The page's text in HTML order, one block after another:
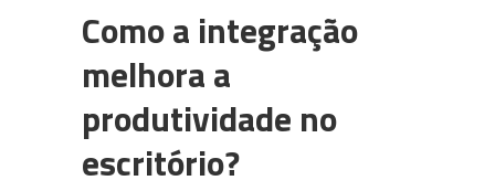
Como a integração
melhora a
produtividade no
escritório?